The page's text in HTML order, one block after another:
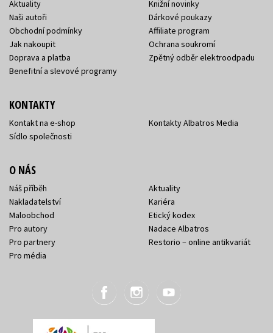
Aktuality
Naši autoři
Obchodní podmínky
Jak nakoupit
Doprava a platba
Benefitní a slevové programy
Knižní novinky
Dárkové poukazy
Affiliate program
Ochrana soukromí
Zpětný odběr elektroodpadu
KONTAKTY
Kontakt na e-shop
Sídlo společnosti
Kontakty Albatros Media
O NÁS
Náš příběh
Nakladatelství
Maloobchod
Pro autory
Pro partnery
Pro média
Aktuality
Kariéra
Etický kodex
Nadace Albatros
Restorio – online antikvariát